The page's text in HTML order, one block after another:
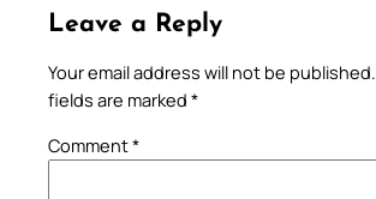
Leave a Reply
Your email address will not be published.
fields are marked *
Comment*